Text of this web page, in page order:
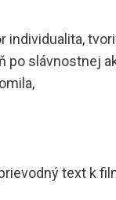
po slávnostnej
text k